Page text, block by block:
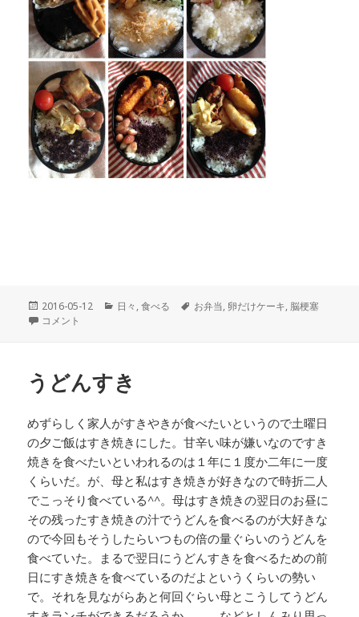
投
稿
2016-05-12
カ
日々 ,食べる
タ
お弁当, 卵だけケーキ, 脳梗塞
卵だけに
コメント
うどんすき
めずらしく家人がすきやきが食べたいというので土曜日
の夕ご飯はすき焼きにした。甘辛い味が嫌いなのですき
焼きを食べたいといわれるのは１年に１度か二年に一度
くらいだ。が、母と私はすき焼きが好きなので時折二人
でこっそり食べている^^。母はすき焼きの翌日のお昼に
その残ったすき焼きの汁でうどんを食べるのが大好きな
ので今回もそうしたらいつもの倍の量ぐらいのうどんを
食べていた。まるで翌日にうどんすきを食べるための前
日にすき焼きを食べているのだよというくらいの勢い
で。それを見ながらあと何回ぐらい母とこうしてうどん